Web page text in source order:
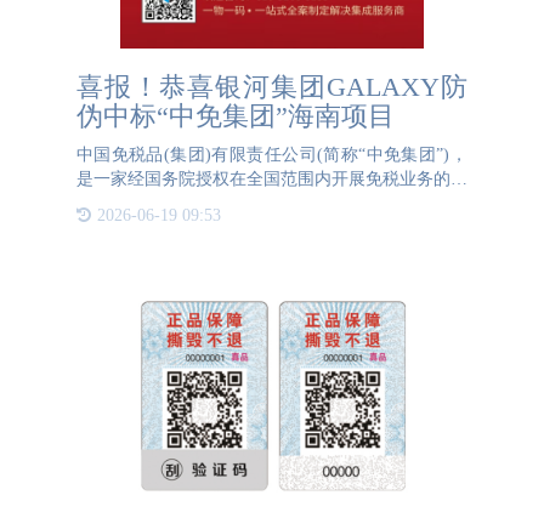
喜报！恭喜银河集团GALAXY防
伪中标“中免集团”海南项目
中国免税品(集团)有限责任公司(简称“中免集团”)，
是一家经国务院授权在全国范围内开展免税业务的国
30多个省、市、自治区、特别行政区和柬埔寨等地设
2026-06-19 09:53